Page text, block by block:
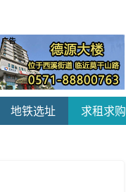
地铁选址 求租求购